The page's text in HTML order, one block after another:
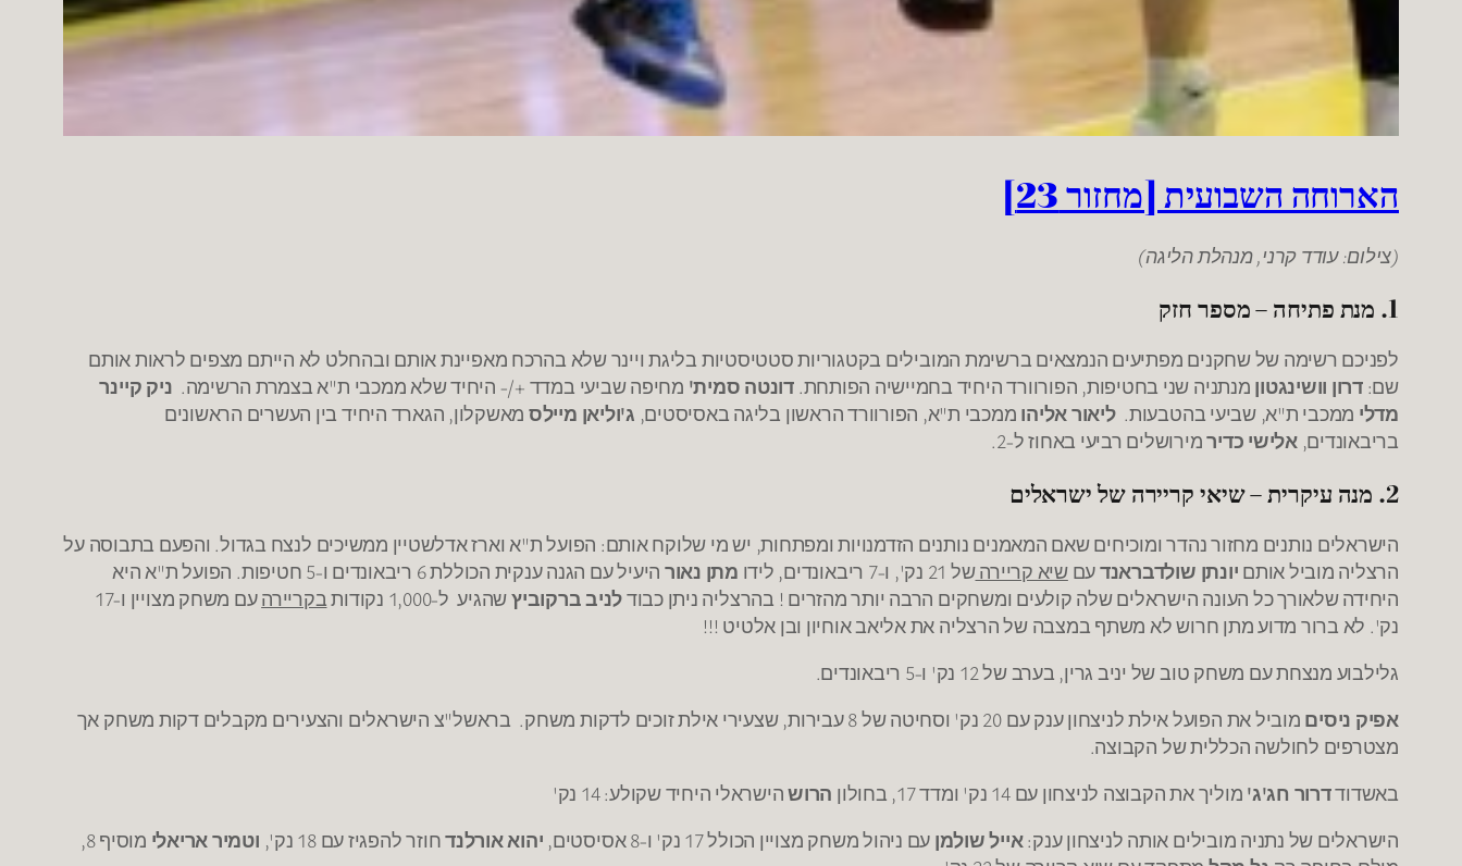
הארוחה השבועית [מחזור 23]
(צילום: עודד קרני, מנהלת הליגה)
1. מנת פתיחה – מספר חזק
לפניכם רשימה של שחקנים מפתיעים הנמצאים ברשימת המובילים בקטגוריות סטטיסטיות בליגת ויינר שלא בהרכח מאפיינת אותם ובהחלט לא הייתם מצפים לראות אותם
שם:דרון וושינגטון מנתניה שני בחטיפות, הפורוורד היחיד בחמיישיה הפותחת. דונטה סמית' מחיפה שביעי במדד +/- היחיד שלא ממכבי ת"א בצמרת הרשימה. ניק קיינר
מדלי ממכבי ת"א, שביעי בהטבעות.ליאור אליהו ממכבי ת"א, הפורוורד הראשון בליגה באסיסטים, ג'וליאן מיילס מאשקלון, הגארד היחיד בין העשרים הראשונים
בריבאונדים,אלישי כדירמירושלים רביעי באחוז ל-2.
2. מנה עיקרית – שיאי קריירה של ישראלים
הישראלים נותנים מחזור נהדר ומוכיחים שאם המאמנים נותנים הזדמנויות ומפתחות, יש מי שלוקח אותם: הפועל ת"א וארז אדלשטיין ממשיכים לנצח בגדול. והפעם בתבוסה על
הרצליה מוביל אותם יונתן שולדבראנדעםשיא קריירהשל 21 נק', ו-7 ריבאונדים, לידו מתן נאור
היעיל עם הגנה ענקית הכוללת 6 ריבאונדים ו-5 חטיפות. הפועל ת"א היא
היחידה שלאורך כל העונה הישראלים שלה קולעים ומשחקים הרבה יותר מהזרים ! בהרצליה ניתן כבודלניב ברקוביץשהגיע ל-1,000 נקודות בקריירה
עם משחק מצויין ו-17
נק'. לא ברור מדוע מתן חרוש לא משתף במצבה של הרצליה את אליאב אוחיון ובן אלטיט !!!
גלילבוע מנצחת עם משחק טוב של יניב גרין, בערב של 12 נק' ו-5 ריבאונדים.
אפיק ניסים
מוביל את הפועל אילת לניצחון ענק עם 20 נק' וסחיטה של 8 עבירות, שצעירי אילת זוכים לדקות משחק. בראשל"צ הישראלים והצעירים מקבלים דקות משחק אך
מצטרפים לחולשה הכללית של הקבוצה.
באשדודדרור חג'ג' מוליך את הקבוצה לניצחון עם 14 נק' ומדד 17, בחולון הרושהישראלי היחיד שקולע: 14 נק'
הישראלים של נתניה מובילים אותה לניצחון ענק:אייל שולמן עם ניהול משחק מצויין הכולל 17 נק' ו-8 אסיסטים, יהוא אורלנדחוזר להפגיז עם 18 נק', וטמיר אריאלי
מוסיף 8,